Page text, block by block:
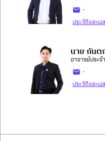
-
ประวัติและผ
นาย กัน
อาจารย์ประ
-
ประวัติและผ